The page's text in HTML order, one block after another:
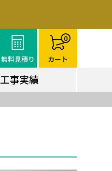
無料見積り カート
0
工事実績